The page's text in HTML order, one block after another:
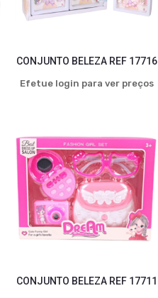
CONJUNTO BELEZA REF 17716
Efetue login para ver preços
CONJUNTO BELEZA REF 17711